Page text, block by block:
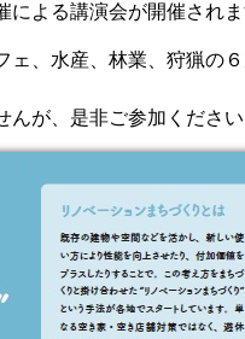
よる講演会が開催されま
、水産、林業、狩猟の
が、是非ご参加ください